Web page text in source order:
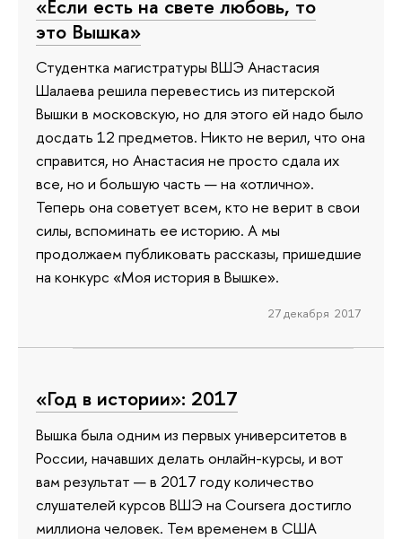
«Если есть на свете любовь, то
это Вышка»
Студентка магистратуры ВШЭ Анастасия
Шалаева решила перевестись из питерской
Вышки в московскую, но для этого ей надо было
досдать 12 предметов. Никто не верил, что она
справится, но Анастасия не просто сдала их
все, но и большую часть — на «отлично».
Теперь она советует всем, кто не верит в свои
силы, вспоминать ее историю. А мы
продолжаем публиковать рассказы, пришедшие
на конкурс «Моя история в Вышке».
27 декабря 2017
«Год в истории»: 2017
Вышка была одним из первых университетов в
России, начавших делать онлайн-курсы, и вот
вам результат — в 2017 году количество
слушателей курсов ВШЭ на Coursera достигло
миллиона человек. Тем временем в США